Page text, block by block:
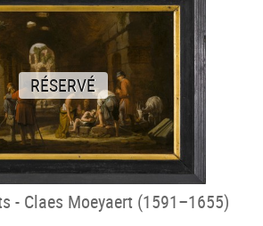
RÉSERVÉ
- Claes Moeyaert (1591–1655)